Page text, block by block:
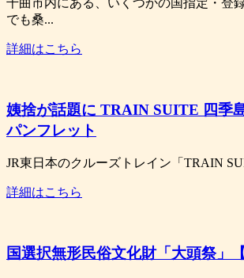
でも桑...
詳細はこちら
姨捨が話題に TRAIN SUITE 四季
パンフレット
JR東日本のクルーズトレイン「TRAIN
詳細はこちら
国選択無形民俗文化財「大頭祭」